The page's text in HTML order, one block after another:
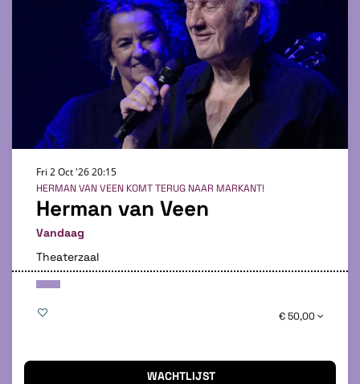
Herman van Veen
Vandaag
HERMAN VAN VEEN KOMT TERUG NAAR MARKANT!
Fri 2 Oct '2620:15
Theaterzaal
€ 50,00
WACHTLIJST